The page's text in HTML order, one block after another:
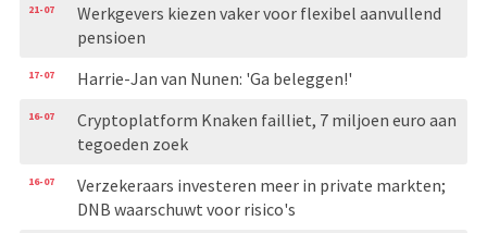
21-07
Werkgevers kiezen vaker voor flexibel aanvullend
pensioen
17-07 Harrie-Jan van Nunen: 'Ga beleggen!'
16-07
Cryptoplatform Knaken failliet, 7 miljoen euro aan
tegoeden zoek
16-07
Verzekeraars investeren meer in private markten;
DNB waarschuwt voor risico's